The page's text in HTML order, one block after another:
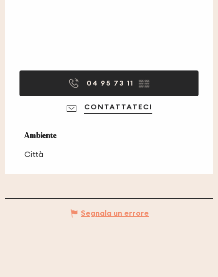
04 95 73 11 ▒▒
CONTATTATECI
Ambiente
Ambiente
Città
Segnala un errore